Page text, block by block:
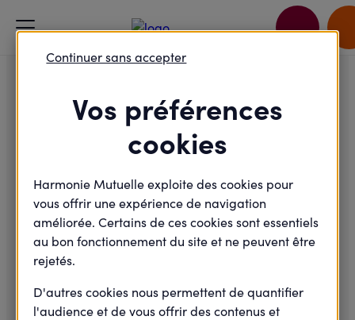
Accueil
Je passe à l'action
Après-midi prévention et santé - Agence d'Annecy
Maladie - Prévention
Après-midi prévention et
santé - Agence d'Annecy
Mardi
06
Octobre
2026
Vos préférences
cookies
Harmonie Mutuelle exploite des cookies pour
vous offrir une expérience de navigation
améliorée. Certains de ces cookies sont essentiels
au bon fonctionnement du site et ne peuvent être
rejetés.
D'autres cookies nous permettent de quantifier
l'audience et de vous offrir des contenus et
Continuer sans accepter